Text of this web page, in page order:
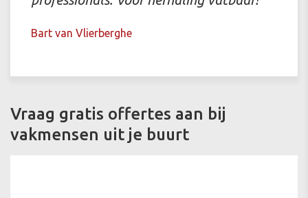
Bart van Vlierberghe
Vraag gratis offertes aan bij
vakmensen uit je buurt